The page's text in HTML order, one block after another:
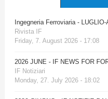
Ingegneria Ferroviaria -
Rivista IF
Friday, 7. August 2026 - 17:08
2026 JUNE - IF NEWS FOR
IF Notiziari
Monday, 27. July 2026 - 18:02